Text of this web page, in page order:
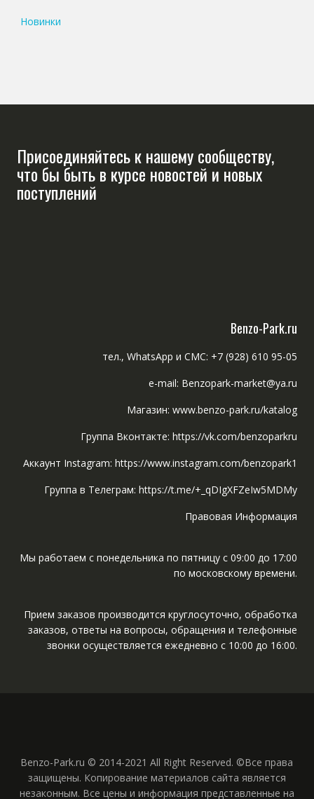
Новинки
Присоединяйтесь к нашему сообществу,
что бы быть в курсе новостей и новых
поступлений
Benzo-Park.ru
тел., WhatsApp и СМС: +7 (928) 610 95-05
e-mail: Benzopark-market@ya.ru
Магазин: www.benzo-park.ru/katalog
Группа Вконтакте: https://vk.com/benzoparkru
Аккаунт Instagram: https://www.instagram.com/benzopark1
Группа в Телеграм: https://t.me/+_qDIgXFZeIw5MDMy
Правовая Информация
Мы работаем с понедельника по пятницу с 09:00 до 17:00
по московскому времени.
Прием заказов производится круглосуточно, обработка
заказов, ответы на вопросы, обращения и телефонные
звонки осуществляется ежедневно с 10:00 до 16:00.
Benzo-Park.ru © 2014-2021 All Right Reserved. ©Все права
защищены. Копирование материалов сайта является
незаконным. Все цены и информация представленные на